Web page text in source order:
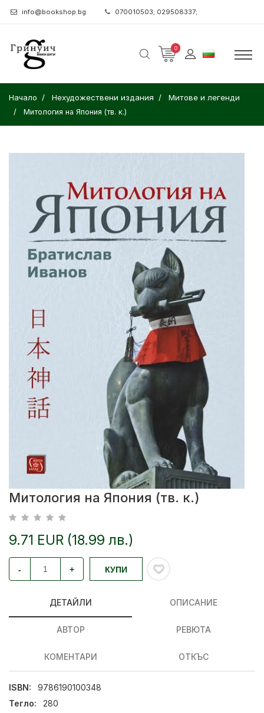
info@bookshop.bg 070010503; 029508337;
0
Начало Нехудожествени издания Митове и легенди
Митология на Япония (тв. к.)
Митология на Япония (тв. к.)
9.71 EUR (18.99 лв.)
- + КУПИ
ДЕТАЙЛИ ОПИСАНИЕ
АВТОР РЕВЮТА
КОМЕНТАРИ ОТКЪС
ISBN:
9786190100348
Тегло:
280